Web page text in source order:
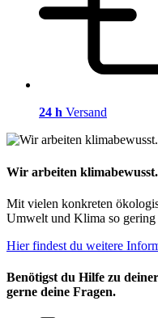
24 h Versand
Wir arbeiten klimabewusst.
Mit vielen konkreten
Umwelt und Klima so
Hier findest du weitere
Benötigst du Hilfe zu
gerne deine Fragen.